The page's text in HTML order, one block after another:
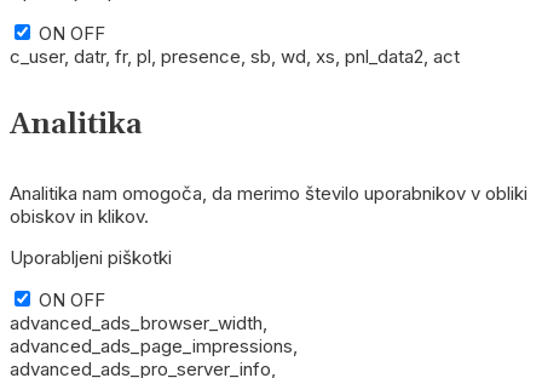
ON OFF
c_user, datr, fr, pl, presence, sb, wd, xs, pnl_data2, act
Analitika
Analitika nam omogoča, da merimo število uporabnikov v obliki
obiskov in klikov.
Uporabljeni piškotki
ON OFF
advanced_ads_browser_width,
advanced_ads_page_impressions,
advanced_ads_pro_server_info,